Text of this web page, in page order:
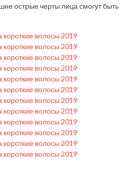
острые черты лица смогут быть